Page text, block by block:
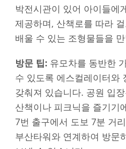
박전시관이 있어 아이들에
제공하며, 산책로를 따라
배울 수 있는 조형물들을
방문 팁: 유모차를 동반한
수 있도록 에스컬레이터와
갖춰져 있습니다. 공원 입
산책이나 피크닉을 즐기기
7번 출구에서 도보 7분 거
부산타워와 연계하여 방문